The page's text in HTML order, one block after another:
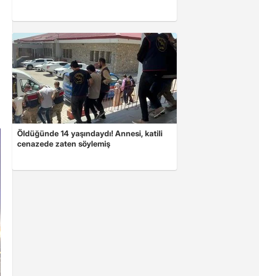
Öldüğünde 14 yaşındaydı! Annesi, katili
cenazede zaten söylemiş